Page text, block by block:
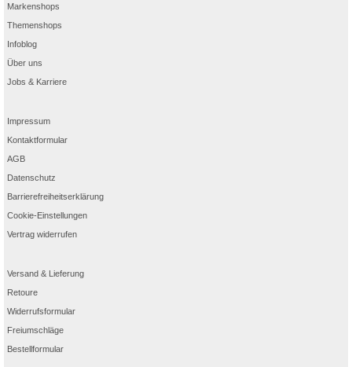
Markenshops
Themenshops
Infoblog
Über uns
Jobs & Karriere
Impressum
Kontaktformular
AGB
Datenschutz
Barrierefreiheitserklärung
Cookie-Einstellungen
Vertrag widerrufen
Versand & Lieferung
Retoure
Widerrufsformular
Freiumschläge
Bestellformular